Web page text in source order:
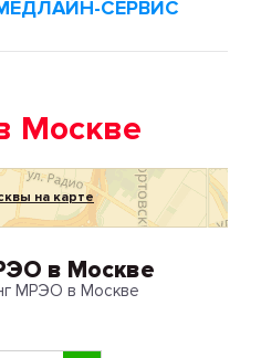
СЕРВИС
Москве
на карте
в Москве
МРЭО в Москве